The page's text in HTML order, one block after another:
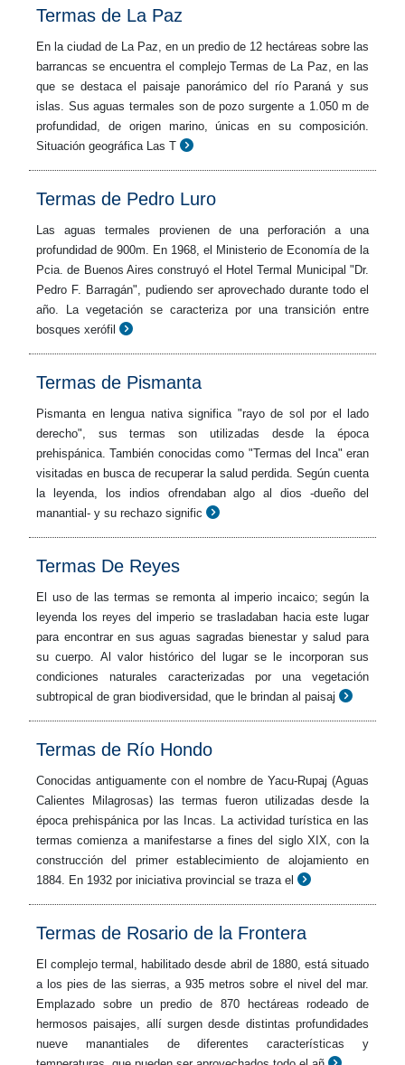
Termas de La Paz
En la ciudad de La Paz, en un predio de 12 hectáreas sobre las
barrancas se encuentra el complejo Termas de La Paz, en las
que se destaca el paisaje panorámico del río Paraná y sus
islas. Sus aguas termales son de pozo surgente a 1.050 m de
profundidad, de origen marino, únicas en su composición.
Situación geográfica Las T
Termas de Pedro Luro
Las aguas termales provienen de una perforación a una
profundidad de 900m. En 1968, el Ministerio de Economía de la
Pcia. de Buenos Aires construyó el Hotel Termal Municipal "Dr.
Pedro F. Barragán", pudiendo ser aprovechado durante todo el
año. La vegetación se caracteriza por una transición entre
bosques xerófil
Termas de Pismanta
Pismanta en lengua nativa significa "rayo de sol por el lado
derecho", sus termas son utilizadas desde la época
prehispánica. También conocidas como "Termas del Inca" eran
visitadas en busca de recuperar la salud perdida. Según cuenta
la leyenda, los indios ofrendaban algo al dios -dueño del
manantial- y su rechazo signific
Termas De Reyes
El uso de las termas se remonta al imperio incaico; según la
leyenda los reyes del imperio se trasladaban hacia este lugar
para encontrar en sus aguas sagradas bienestar y salud para
su cuerpo. Al valor histórico del lugar se le incorporan sus
condiciones naturales caracterizadas por una vegetación
subtropical de gran biodiversidad, que le brindan al paisaj
Termas de Río Hondo
Conocidas antiguamente con el nombre de Yacu-Rupaj (Aguas
Calientes Milagrosas) las termas fueron utilizadas desde la
época prehispánica por las Incas. La actividad turística en las
termas comienza a manifestarse a fines del siglo XIX, con la
construcción del primer establecimiento de alojamiento en
1884. En 1932 por iniciativa provincial se traza el
Termas de Rosario de la Frontera
El complejo termal, habilitado desde abril de 1880, está situado
a los pies de las sierras, a 935 metros sobre el nivel del mar.
Emplazado sobre un predio de 870 hectáreas rodeado de
hermosos paisajes, allí surgen desde distintas profundidades
nueve manantiales de diferentes características y